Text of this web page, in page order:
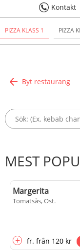
Kontakt
PIZZA KLASS 1 PIZZA
Byt restaurang
MEST
Margerita
Tomatsås, Ost.
+ fr. från 120 kr